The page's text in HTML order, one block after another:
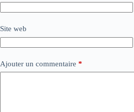
Site web
Ajouter un commentaire *